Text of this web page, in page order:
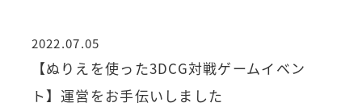
【ぬりえを使った3DCG対戦ゲームイベン
ト】運営をお手伝いしました
投稿日
2022.07.05